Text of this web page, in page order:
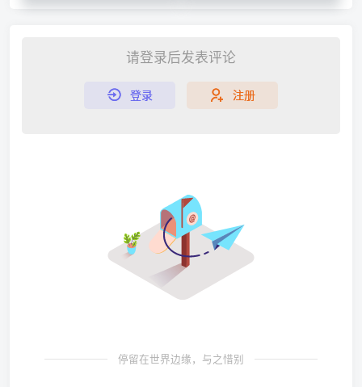
请登录后发表评论
登录 注册
停留在世界边缘，与之惜别